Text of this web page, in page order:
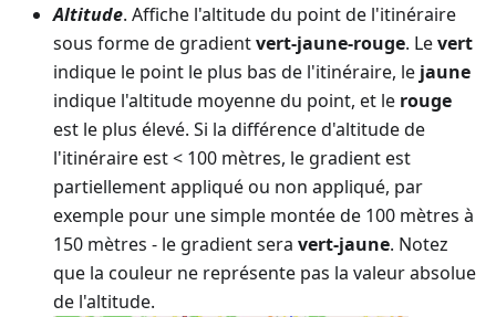
Altitude. Affiche l'altitude du point de l'itinéraire
sous forme de gradientvert-jaune-rouge. Levert
indique le point le plus bas de l'itinéraire, le jaune
indique l'altitude moyenne du point, et le rouge
est le plus élevé. Si la différence d'altitude de
l'itinéraire est < 100 mètres, le gradient est
partiellement appliqué ou non appliqué, par
exemple pour une simple montée de 100 mètres à
150 mètres - le gradient sera vert-jaune. Notez
que la couleur ne représente pas la valeur absolue
de l'altitude.